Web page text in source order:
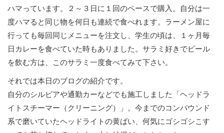
ハマっています。２～３日に１回のペースで購入。自分は一
度ハマると同じ物を何日も連続で食べれます。ラーメン屋に
行っても毎回同じメニューを注文し、学生の頃は、１ヶ月毎
日カレーを食べていた時もありました。サラミ好きでビール
を飲む方は、このサラミ一度食べてみて下さい。
それでは本日のブログの紹介です。
自分のシルビアや通勤カーなどでも施工しました「ヘッドラ
イトスチーマー（クリーニング）」。今までのコンパウンド
系で磨いていたヘッドライトの黄ばい、何気にゴシゴシこす